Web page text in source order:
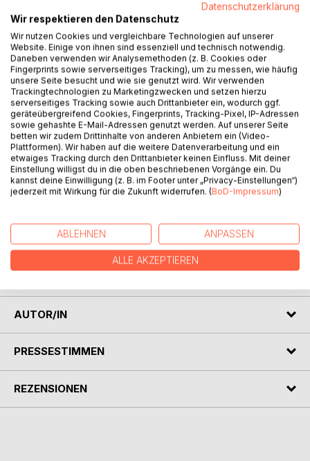
Das ist ein Malbuch um Gesichter zu zeichnen und
auszumalen
Jede linke Seite hat vier kunstvolle, weibliche, Portraits,
und Platz daneben auf der rechten Seite, um die
Abbildungen nachzeichnen zu können.
So ein Zeichnen oder Malen läuft sehr stressfrei und
entspannt ab. Es gibt nicht die leere Seite, auf die man
etwas bringen muss. Vielmehr macht man einfach mit dem
weiter, was schon da ist.
Man sucht sich einfach ein Gesicht aus, an dem man sich
jetzt versucht.
"Schummeln macht den Meister". Es ist keine Schande, die
ersten Portraits abzupausen. Damit bekommt man ein
jede Zeit nützen, um wieder ein kleines Kunstwerk aufs
Papier zu bringen.
Probieren Sie es selbst aus, die Vorlagen machen Lust auf
mehr.
AUTOR/IN
PRESSESTIMMEN
REZENSIONEN
Datenschutzerklärung
Wir respektieren den Datenschutz
Wir nutzen Cookies und vergleichbare Technologien auf unserer
Website. Einige von ihnen sind essenziell und technisch notwendig.
Daneben verwenden wir Analysemethoden (z. B. Cookies oder
Fingerprints sowie serverseitiges Tracking), um zu messen, wie häufig
unsere Seite besucht und wie sie genutzt wird. Wir verwenden
Trackingtechnologien zu Marketingzwecken und setzen hierzu
serverseitiges Tracking sowie auch Drittanbieter ein, wodurch ggf.
geräteübergreifend Cookies, Fingerprints, Tracking-Pixel, IP-Adressen
sowie gehashte E-Mail-Adressen genutzt werden. Auf unserer Seite
betten wir zudem Drittinhalte von anderen Anbietern ein (Video-
Plattformen). Wir haben auf die weitere Datenverarbeitung und ein
etwaiges Tracking durch den Drittanbieter keinen Einfluss. Mit deiner
Einstellung willigst du in die oben beschriebenen Vorgänge ein. Du
kannst deine Einwilligung (z. B. im Footer unter „Privacy-Einstellungen“)
jederzeit mit Wirkung für die Zukunft widerrufen. (BoD-Impressum)
ABLEHNEN ANPASSEN
ALLE AKZEPTIEREN